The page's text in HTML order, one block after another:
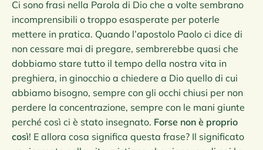
Ci sono frasi nella Parola di Dio che a volte sembrano
incomprensibili o troppo esasperate per poterle
mettere in pratica. Quando l’apostolo Paolo ci dice di
non cessare mai di pregare, sembrerebbe quasi che
dobbiamo stare tutto il tempo della nostra vita in
preghiera, in ginocchio a chiedere a Dio quello di cui
abbiamo bisogno, sempre con gli occhi chiusi per non
perdere la concentrazione, sempre con le mani giunte
perché così ci è stato insegnato. Forse non è proprio
così! E allora cosa significa questa frase? Il significato